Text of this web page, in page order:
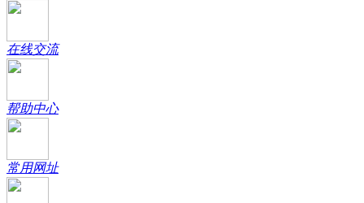
在线交流
帮助中心
常用网址